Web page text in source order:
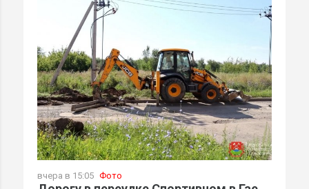
вчера в 15:05 Фото